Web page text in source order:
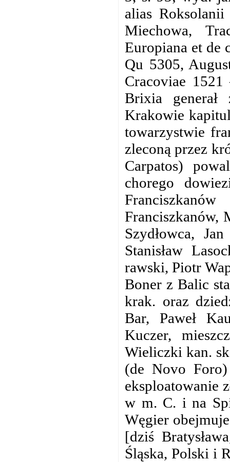
alias
Miechowa,
Europiana et de
Qu 5305,
Cracoviae
Brixia generał
Krakowie
towarzystwie
zleconą przez
Carpatos)
chorego
Franciszkanów,
Szydłowca,
Stanisław
rawski, Piotr
Boner z Balic
krak. oraz
Bar, Paweł
Kuczer,
Wieliczki kan.
(de Novo
eksploatowanie
w m. C. i na
Węgier
[dziś
Śląska, Polski i